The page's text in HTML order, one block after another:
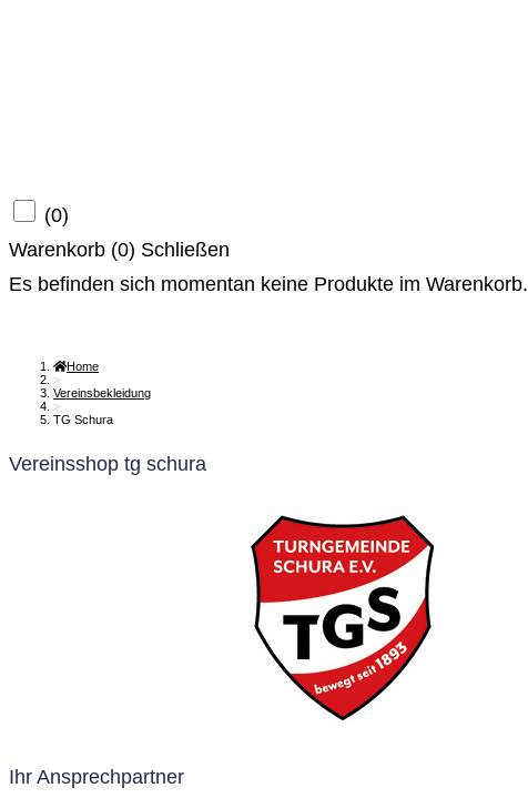
(0)
Warenkorb (0) Schließen
Es befinden sich momentan keine Produkte im Warenkorb.
Home
>
Vereinsbekleidung
>
TG Schura
Vereinsshop tg schura
Ihr Ansprechpartner